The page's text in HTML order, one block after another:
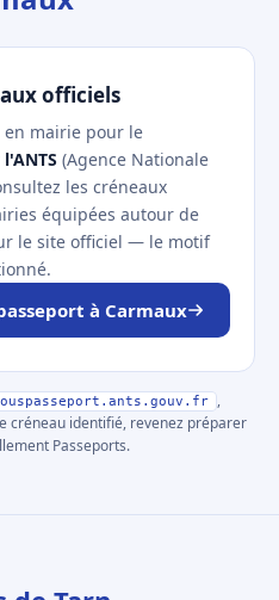
officiels
en mairie pour le
l'ANTS (Agence Nationale
les créneaux
équipées autour de
le site officiel — le motif
à Carmaux
,
créneau identifié, revenez préparer
Passeports.